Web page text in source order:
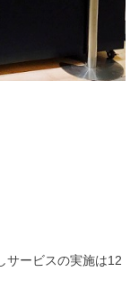
サービスの実施は12